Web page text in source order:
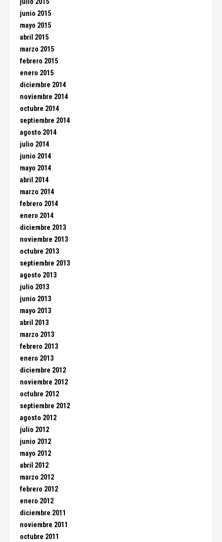
julio 2015
junio 2015
mayo 2015
abril 2015
marzo 2015
febrero 2015
enero 2015
diciembre 2014
noviembre 2014
octubre 2014
septiembre 2014
agosto 2014
julio 2014
junio 2014
mayo 2014
abril 2014
marzo 2014
febrero 2014
enero 2014
diciembre 2013
noviembre 2013
octubre 2013
septiembre 2013
agosto 2013
julio 2013
junio 2013
mayo 2013
abril 2013
marzo 2013
febrero 2013
enero 2013
diciembre 2012
noviembre 2012
octubre 2012
septiembre 2012
agosto 2012
julio 2012
junio 2012
mayo 2012
abril 2012
marzo 2012
febrero 2012
enero 2012
diciembre 2011
noviembre 2011
octubre 2011